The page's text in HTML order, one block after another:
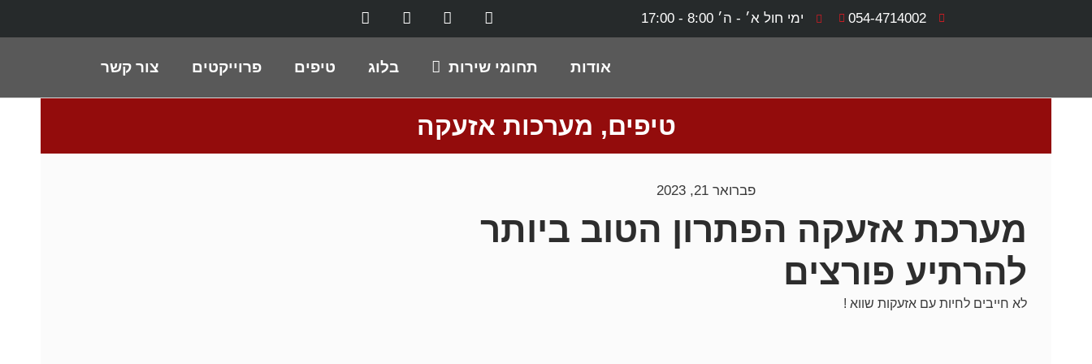
054-4714002 ימי חול א׳ - ה׳ 8:00 - 17:00
אודות תחומי שירות בלוג טיפים פרוייקטים צור קשר
טיפים, מערכות אזעקה
פברואר 21, 2023
מערכת אזעקה הפתרון הטוב ביותר
להרתיע פורצים
לא חייבים לחיות עם אזעקות שווא !